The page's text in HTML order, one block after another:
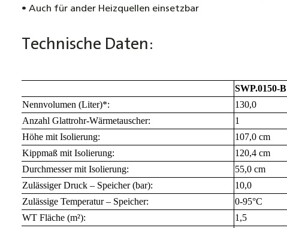
• Auch für ander Heizquellen einsetzbar
Technische Daten:
SWP.0150-B
Nennvolumen (Liter)*:
130,0
Anzahl Glattrohr-Wärmetauscher:
1
Höhe mit Isolierung:
107,0 cm
Kippmaß mit Isolierung:
120,4 cm
Durchmesser mit Isolierung:
55,0 cm
Zulässiger Druck – Speicher (bar):
10,0
Zulässige Temperatur – Speicher:
0-95°C
WT Fläche (m²):
1,5